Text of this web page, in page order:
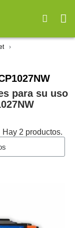
para su uso
Hay 2 productos.